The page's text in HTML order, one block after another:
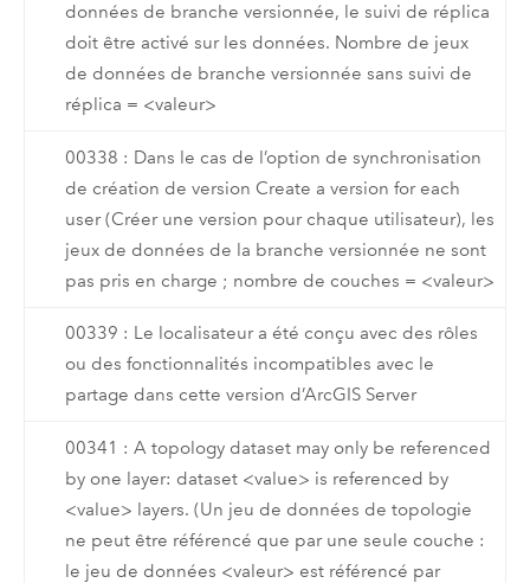
données de branche versionnée, le suivi de réplica
doit être activé sur les données. Nombre de jeux
de données de branche versionnée sans suivi de
réplica = <valeur>
00338 : Dans le cas de l’option de synchronisation
de création de version Create a version for each
user (Créer une version pour chaque utilisateur), les
jeux de données de la branche versionnée ne sont
pas pris en charge ; nombre de couches = <valeur>
00339 : Le localisateur a été conçu avec des rôles
ou des fonctionnalités incompatibles avec le
partage dans cette version d’ArcGIS Server
00341 : A topology dataset may only be referenced
by one layer: dataset <value> is referenced by
<value> layers. (Un jeu de données de topologie
ne peut être référencé que par une seule couche :
le jeu de données <valeur> est référencé par